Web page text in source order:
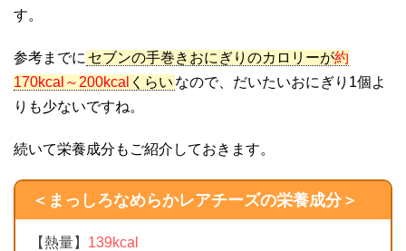
す。
参考までに セブンの手巻きおにぎりのカロリーが約
170kcal～200kcal くらい なので、だいたいおにぎり1個よ
りも少ないですね。
続いて栄養成分もご紹介しておきます。
＜まっしろなめらかレアチーズの栄養成分＞
【熱量】 139kcal